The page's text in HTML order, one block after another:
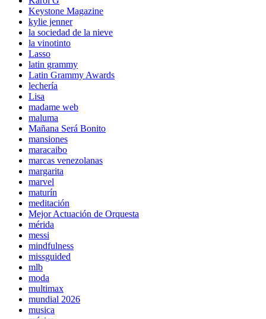
Keystone Magazine
kylie jenner
la sociedad de la nieve
la vinotinto
Lasso
latin grammy
Latin Grammy Awards
lechería
Lisa
madame web
maluma
Mañana Será Bonito
mansiones
maracaibo
marcas venezolanas
margarita
marvel
maturín
meditación
Mejor Actuación de Orquesta
mérida
messi
mindfulness
missguided
mlb
moda
multimax
mundial 2026
musica